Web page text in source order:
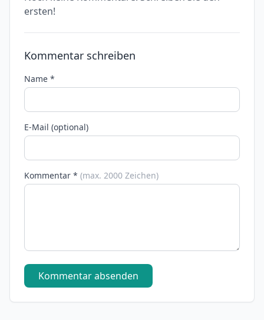
ersten!
Kommentar schreiben
Name *
E-Mail (optional)
Kommentar * (max. 2000 Zeichen)
Kommentar absenden